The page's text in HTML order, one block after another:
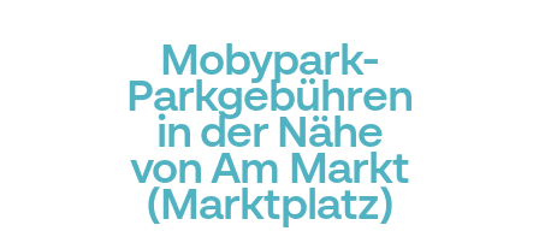
Mobypark-
Parkgebühren
in der Nähe
von Am Markt
(Marktplatz)